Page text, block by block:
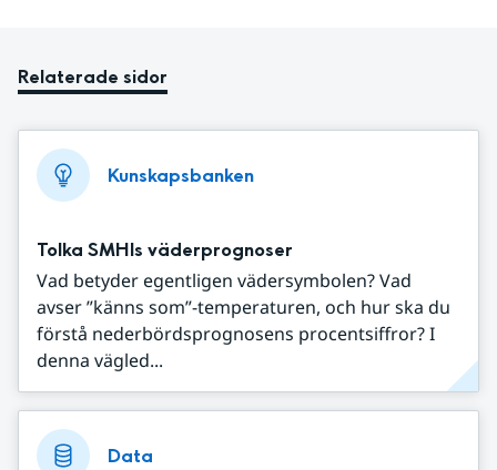
Relaterade sidor
Kunskapsbanken
Tolka SMHIs väderprognoser
Vad betyder egentligen vädersymbolen? Vad
avser ”känns som”-temperaturen, och hur ska du
förstå nederbördsprognosens procentsiffror? I
denna vägled...
Data